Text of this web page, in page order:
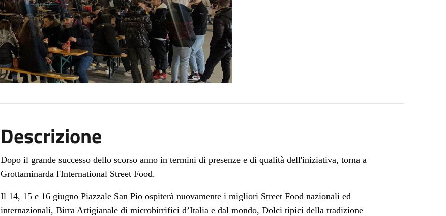
Descrizione
Dopo il grande successo dello scorso anno in termini di presenze e di qualità dell'iniziativa, torna a
Grottaminarda l'International Street Food.
Il 14, 15 e 16 giugno Piazzale San Pio ospiterà nuovamente i migliori Street Food nazionali ed
internazionali, Birra Artigianale di microbirrifici d’Italia e dal mondo, Dolci tipici della tradizione